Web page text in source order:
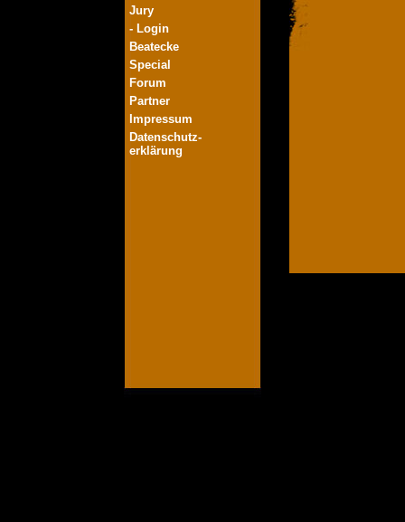
Jury
- Login
Beatecke
Special
Forum
Partner
Impressum
Datenschutz-
erklärung